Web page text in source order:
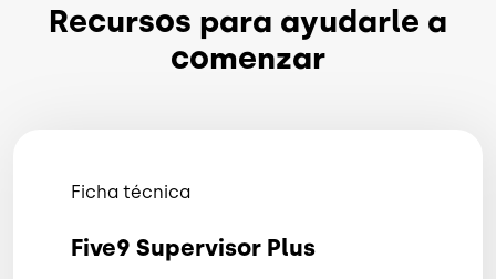
Recursos para ayudarle a
comenzar
Ficha técnica
Five9 Supervisor Plus